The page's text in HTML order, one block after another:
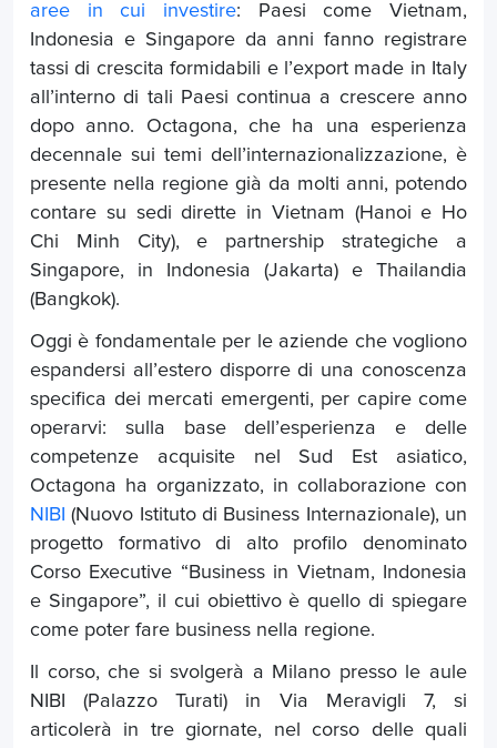
aree in cui investire: Paesi come Vietnam,
Indonesia e Singapore da anni fanno registrare
tassi di crescita formidabili e l’export made in Italy
all’interno di tali Paesi continua a crescere anno
dopo anno. Octagona, che ha una esperienza
decennale sui temi dell’internazionalizzazione, è
presente nella regione già da molti anni, potendo
contare su sedi dirette in Vietnam (Hanoi e Ho
Chi Minh City), e partnership strategiche a
Singapore, in Indonesia (Jakarta) e Thailandia
(Bangkok).
Oggi è fondamentale per le aziende che vogliono
espandersi all’estero disporre di una conoscenza
specifica dei mercati emergenti, per capire come
operarvi: sulla base dell’esperienza e delle
competenze acquisite nel Sud Est asiatico,
Octagona ha organizzato, in collaborazione con
NIBI (Nuovo Istituto di Business Internazionale), un
progetto formativo di alto profilo denominato
Corso Executive “Business in Vietnam, Indonesia
e Singapore”, il cui obiettivo è quello di spiegare
come poter fare business nella regione.
Il corso, che si svolgerà a Milano presso le aule
NIBI (Palazzo Turati) in Via Meravigli 7, si
articolerà in tre giornate, nel corso delle quali